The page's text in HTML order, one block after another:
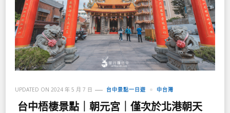
UPDATED ON 2024 年 5 月 7 日 台中景點一日遊 中台灣
台中梧棲景點｜朝元宮｜僅次於北港朝天